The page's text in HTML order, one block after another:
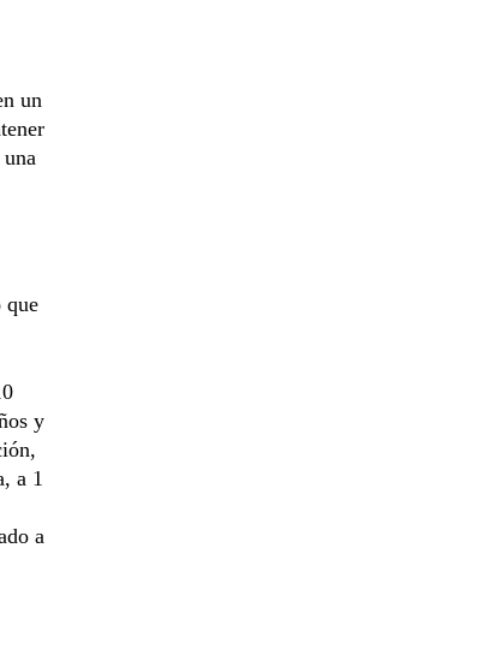
un
que
y
a 1
a